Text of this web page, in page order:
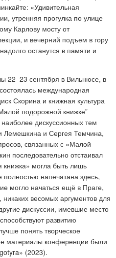
«Удивительная
утренняя прогулка по улице
Карлову мосту от
и вечерний подъем в гору
останутся в памяти и
22–23 сентября в Вильнюсе, в
международная
Скорина и книжная культура
подорожной книжке”
дискуссионных тем
Лемешкина и Сергея Темчина,
связанных с «Малой
последовательно отстаивал
книжка» могла быть лишь
напечатана здесь,
могло начаться ещё в Праге,
весомых аргументов для
дискуссии, имевшие место
развитию
понять творческое
материалы конференции были
(2023).